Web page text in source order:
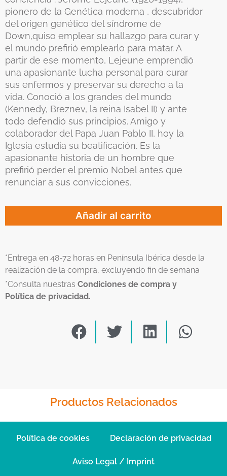
pionero de la Genética moderna , descubridor
del origen genético del síndrome de
Down,quiso emplear su hallazgo para curar y
el mundo prefirió emplearlo para matar. A
partir de ese momento, Lejeune emprendió
una apasionante lucha personal para curar
sus enfermos y preservar su derecho a la
vida. Conoció a los grandes del mundo
(Kennedy, Breznev, la reina Isabel II) y ante
todo defendió sus principios. Amigo y
colaborador del Papa Juan Pablo II, hoy la
Iglesia estudia su beatificación. Es la
apasionante historia de un hombre que
prefirió perder el premio Nobel antes que
renunciar a sus convicciones.
Añadir al carrito
*Entrega en 48-72 horas en Península Ibérica desde la
realización de la compra, excluyendo fin de semana
*Consulta nuestras Condiciones de compra y
Política de privacidad.
Productos Relacionados
Política de cookies Declaración de privacidad
Aviso Legal / Imprint